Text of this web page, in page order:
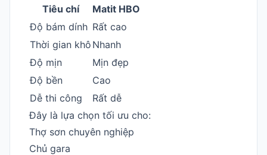
Tiêu chí
Matit HBO
Độ bám dính Rất cao
Thời gian khô Nhanh
Độ mịn
Mịn đẹp
Độ bền
Cao
Dễ thi công
Rất dễ
Đây là lựa chọn tối ưu cho:
Thợ sơn chuyên nghiệp
Chủ gara